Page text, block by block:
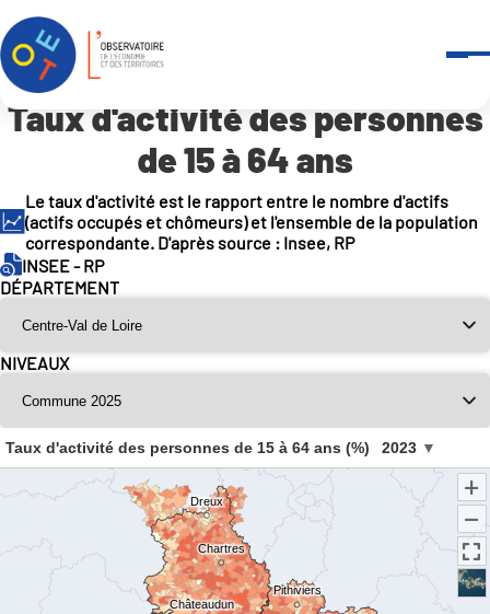
Accueil Outils et services
Taux d’activité des personnes de 15 à 64 ans
Taux d'activité des personnes
de 15 à 64 ans
Le taux d'activité est le rapport entre le nombre d'actifs
(actifs occupés et chômeurs) et l'ensemble de la population
correspondante. D'après source : Insee, RP
INSEE - RP
DÉPARTEMENT
NIVEAUX